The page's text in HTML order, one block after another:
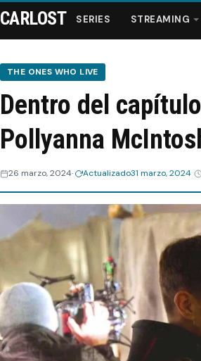
Series
Streaming
Videos
Webisodios
CARLOST SERIES STREAMING
THE ONES WHO LIVE
Dentro del
Pollyanna
26 marzo, 2024 Actualizado31 marzo, 2024